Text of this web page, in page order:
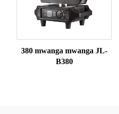
380 mwanga mwanga JL-
B380